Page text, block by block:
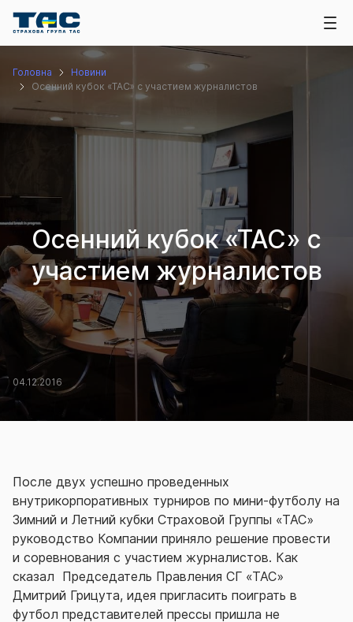
Головна
Новини
Осенний кубок «ТАС» с участием журналистов
Осенний кубок «ТАС» с
участием журналистов
04.12.2016
После двух успешно проведенных
внутрикорпоративных турниров по мини-футболу на
Зимний и Летний кубки Страховой Группы «ТАС»
руководство Компании приняло решение провести
и соревнования с участием журналистов. Как
сказал Председатель Правления СГ «ТАС»
Дмитрий Грицута, идея пригласить поиграть в
футбол представителей прессы пришла не